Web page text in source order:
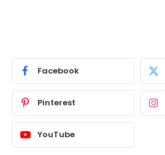
Facebook
Pinterest
YouTube